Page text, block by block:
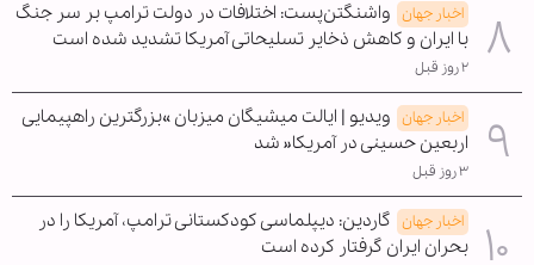
اخبار جهان واشنگتن‌پست: اختلافات در دولت ترامپ بر سر جنگ
با ایران و کاهش ذخایر تسلیحاتی آمریکا تشدید شده است
۲ روز قبل
اخبار جهان ویدیو | ایالت میشیگان میزبان »بزرگترین راهپیمایی
اربعین حسینی در آمریکا« شد
۳ روز قبل
اخبار جهان گاردین: دیپلماسی کودکستانی ترامپ، آمریکا را در
بحران ایران گرفتار کرده است